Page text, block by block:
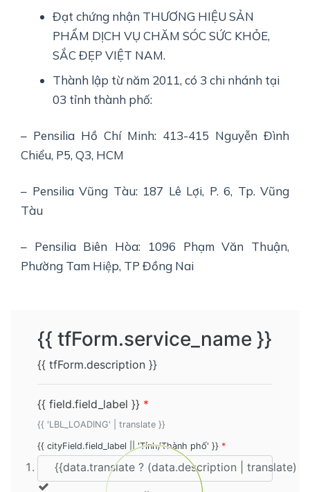
Đạt chứng nhận THƯƠNG HIỆU SẢN
PHẨM DỊCH VỤ CHĂM SÓC SỨC KHỎE,
SẮC ĐẸP VIỆT NAM.
Thành lập từ năm 2011, có 3 chi nhánh tại
03 tỉnh thành phố:
– Pensilia Hồ Chí Minh: 413-415 Nguyễn Đình
Chiểu, P5, Q3, HCM
– Pensilia Vũng Tàu: 187 Lê Lợi, P. 6, Tp. Vũng
Tàu
– Pensilia Biên Hòa: 1096 Phạm Văn Thuận,
Phường Tam Hiệp, TP Đồng Nai